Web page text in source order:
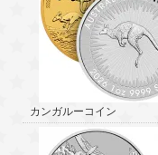
カンガルーコイン